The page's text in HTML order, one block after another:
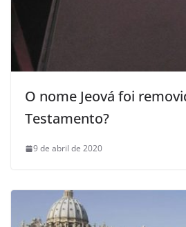
O nome Jeová foi
Testamento?
9 de abril de 2020